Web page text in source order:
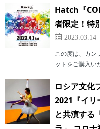
Hatch『
者限定！特
2023.03.14
この度は、カン
ットをご購入
ロシア文化
2021『イリ
と共演する